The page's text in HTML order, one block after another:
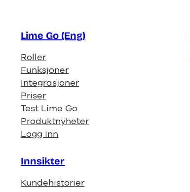
Lime Go (Eng)
Roller
Funksjoner
Integrasjoner
Priser
Test Lime Go
Produktnyheter
Logg inn
Innsikter
Kundehistorier